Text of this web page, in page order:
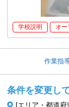
学校説明 オー
作業指
条件を変更し
[エリア・都道